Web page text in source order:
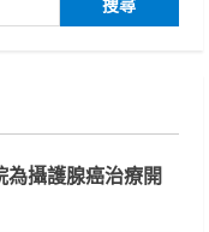
為攝護腺癌治療開